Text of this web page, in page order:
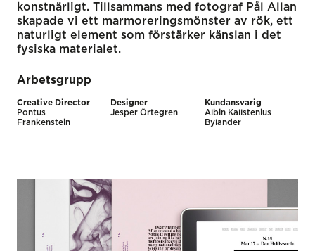
konstnärligt. Tillsammans med fotograf Pål Allan
skapade vi ett marmoreringsmönster av rök, ett
naturligt element som förstärker känslan i det
fysiska materialet.
Arbetsgrupp
Creative Director
Pontus
Frankenstein
Designer
Jesper Örtegren
Kundansvarig
Albin Kallstenius
Bylander